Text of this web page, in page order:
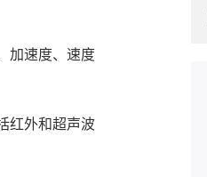
加速度、速度
红外和超声波